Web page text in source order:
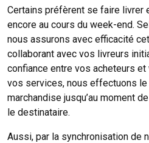
Certains préfèrent se faire livrer
encore au cours du week-end.
nous assurons avec efficacité
collaborant avec vos livreurs
confiance entre vos acheteurs
vos services, nous effectuons le
marchandise jusqu’au moment
le destinataire.
Aussi, par la synchronisation de